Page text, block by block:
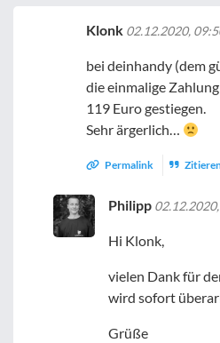
Klonk 02.12.2020,
bei deinhandy (dem
die einmalige
119 Euro gestiegen.
Sehr ärgerlich…
Permalink
Philipp
Hi Klonk,
vielen Dank für
wird sofort
Grüße